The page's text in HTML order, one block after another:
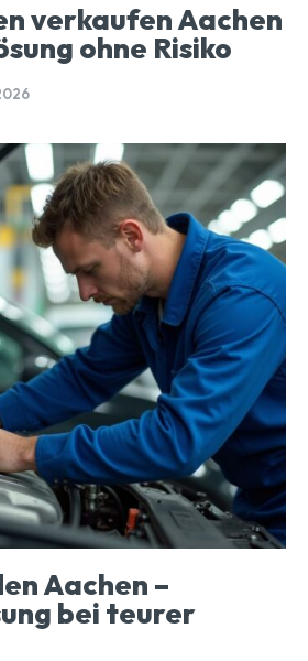
verkaufen Aachen
ohne Risiko
Aachen –
bei teurer